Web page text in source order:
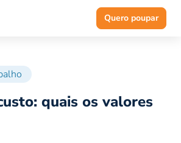
Quero poupar
quais os valores